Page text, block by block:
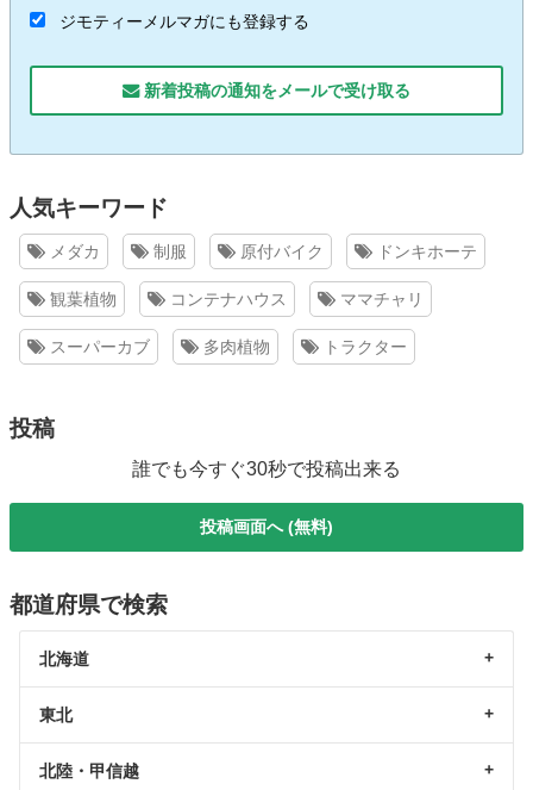
ジモティーメルマガにも登録する
新着投稿の通知をメールで受け取る
人気キーワード
メダカ 制服 原付バイク ドンキホーテ
観葉植物 コンテナハウス ママチャリ
スーパーカブ 多肉植物 トラクター
投稿
誰でも今すぐ30秒で投稿出来る
投稿画面へ (無料)
都道府県で検索
北海道
東北
北陸・甲信越